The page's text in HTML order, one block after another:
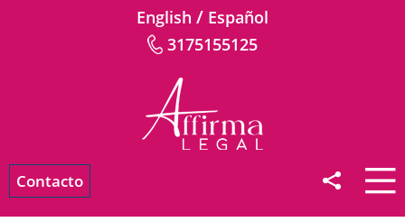
English / Español
3175155125
Contacto